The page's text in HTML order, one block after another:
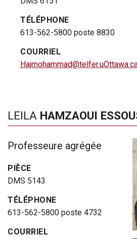
TÉLÉPHONE
613-562-5800 poste 8830
COURRIEL
LEILA HAMZAOUI
Professeure agrégée
PIÈCE
DMS 5143
TÉLÉPHONE
613-562-5800 poste 4732
COURRIEL